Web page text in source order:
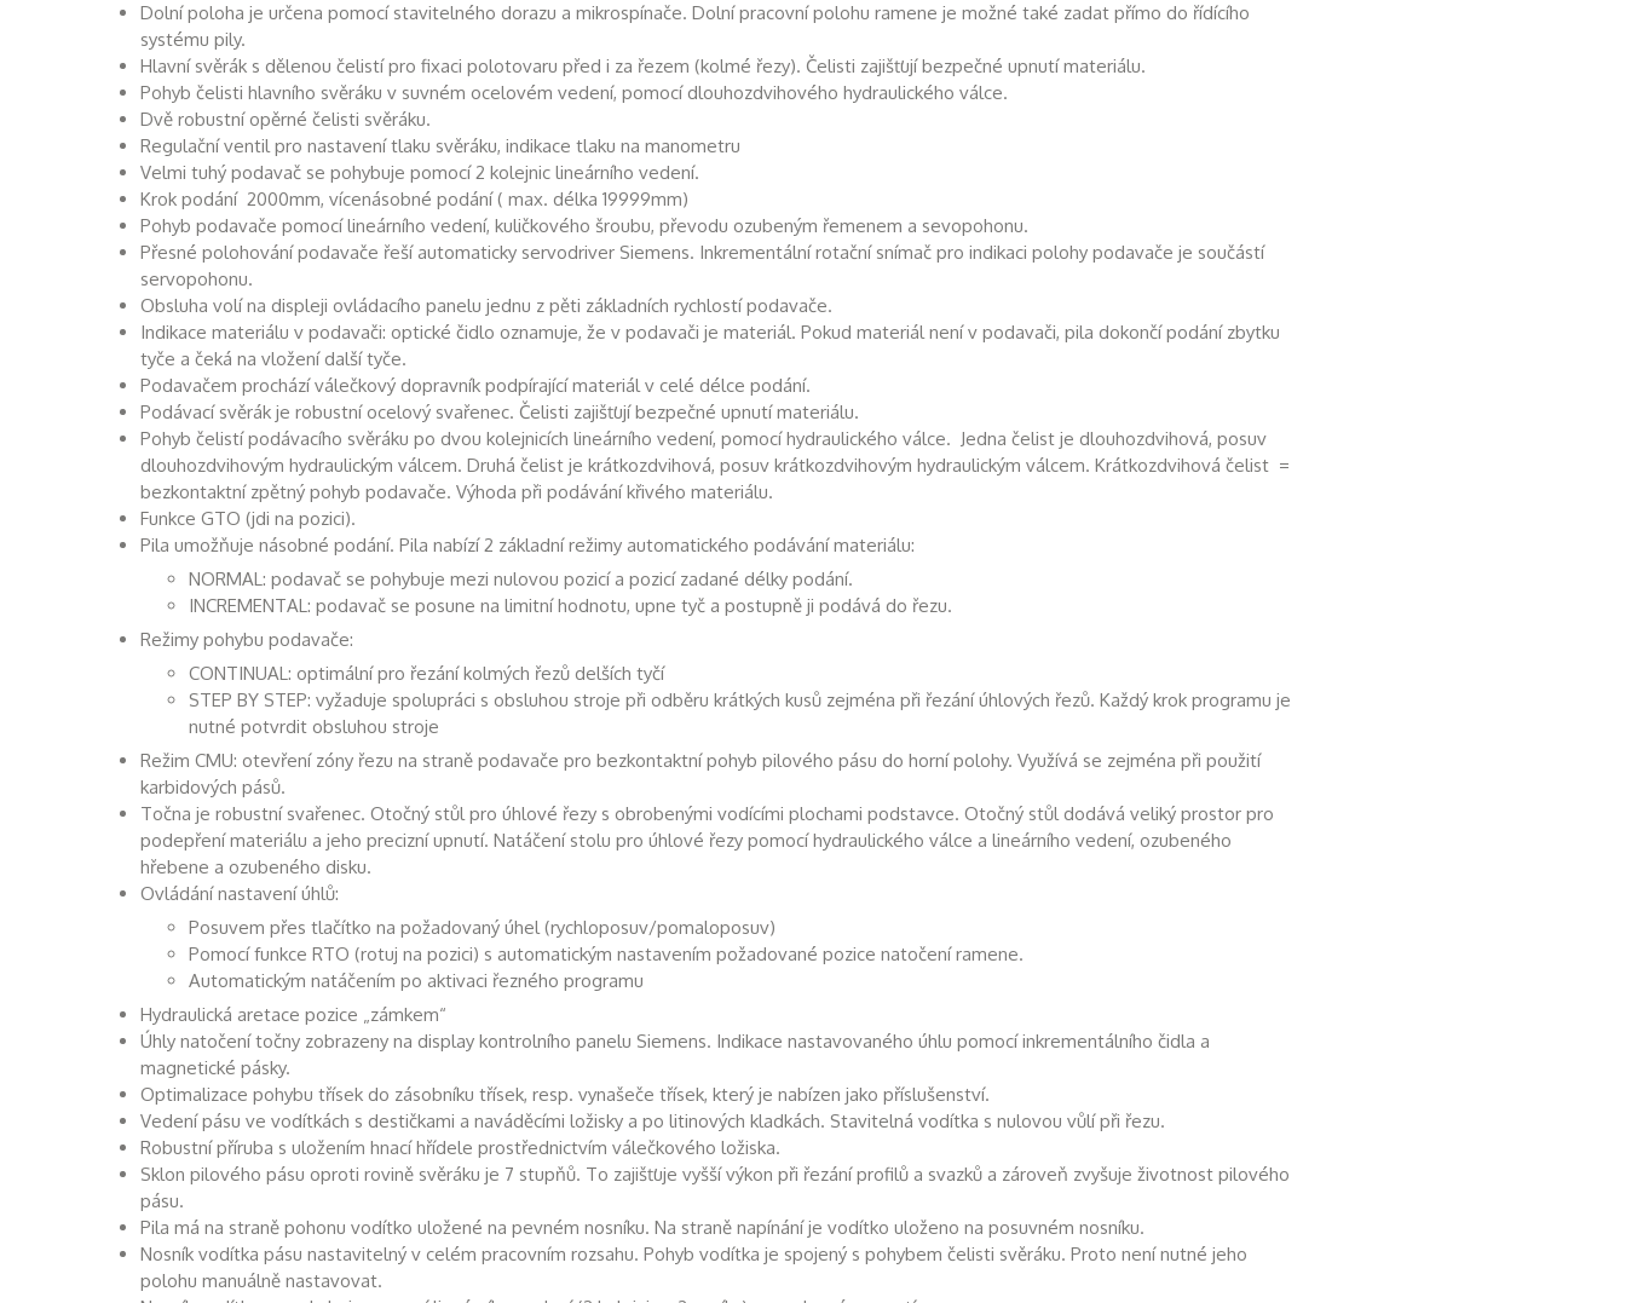
Dolní poloha je určena pomocí stavitelného dorazu a mikrospínače. Dolní pracovní polohu ramene je možné také zadat přímo do řídícího
systému pily.
Hlavní svěrák s dělenou čelistí pro fixaci polotovaru před i za řezem (kolmé řezy). Čelisti zajišťují bezpečné upnutí materiálu.
Pohyb čelisti hlavního svěráku v suvném ocelovém vedení, pomocí dlouhozdvihového hydraulického válce.
Dvě robustní opěrné čelisti svěráku.
Regulační ventil pro nastavení tlaku svěráku, indikace tlaku na manometru
Velmi tuhý podavač se pohybuje pomocí 2 kolejnic lineárního vedení.
Krok podání 2000mm, vícenásobné podání ( max. délka 19999mm)
Pohyb podavače pomocí lineárního vedení, kuličkového šroubu, převodu ozubeným řemenem a sevopohonu.
Přesné polohování podavače řeší automaticky servodriver Siemens. Inkrementální rotační snímač pro indikaci polohy podavače je součástí
servopohonu.
Obsluha volí na displeji ovládacího panelu jednu z pěti základních rychlostí podavače.
Indikace materiálu v podavači: optické čidlo oznamuje, že v podavači je materiál. Pokud materiál není v podavači, pila dokončí podání zbytku
tyče a čeká na vložení další tyče.
Podavačem prochází válečkový dopravník podpírající materiál v celé délce podání.
Podávací svěrák je robustní ocelový svařenec. Čelisti zajišťují bezpečné upnutí materiálu.
Pohyb čelistí podávacího svěráku po dvou kolejnicích lineárního vedení, pomocí hydraulického válce. Jedna čelist je dlouhozdvihová, posuv
dlouhozdvihovým hydraulickým válcem. Druhá čelist je krátkozdvihová, posuv krátkozdvihovým hydraulickým válcem. Krátkozdvihová čelist =
bezkontaktní zpětný pohyb podavače. Výhoda při podávání křivého materiálu.
Funkce GTO (jdi na pozici).
Pila umožňuje násobné podání. Pila nabízí 2 základní režimy automatického podávání materiálu:
NORMAL: podavač se pohybuje mezi nulovou pozicí a pozicí zadané délky podání.
INCREMENTAL: podavač se posune na limitní hodnotu, upne tyč a postupně ji podává do řezu.
Režimy pohybu podavače:
CONTINUAL: optimální pro řezání kolmých řezů delších tyčí
STEP BY STEP: vyžaduje spolupráci s obsluhou stroje při odběru krátkých kusů zejména při řezání úhlových řezů. Každý krok programu je
nutné potvrdit obsluhou stroje
Režim CMU: otevření zóny řezu na straně podavače pro bezkontaktní pohyb pilového pásu do horní polohy. Využívá se zejména při použití
karbidových pásů.
Točna je robustní svařenec. Otočný stůl pro úhlové řezy s obrobenými vodícími plochami podstavce. Otočný stůl dodává veliký prostor pro
podepření materiálu a jeho precizní upnutí. Natáčení stolu pro úhlové řezy pomocí hydraulického válce a lineárního vedení, ozubeného
hřebene a ozubeného disku.
Ovládání nastavení úhlů:
Posuvem přes tlačítko na požadovaný úhel (rychloposuv/pomaloposuv)
Pomocí funkce RTO (rotuj na pozici) s automatickým nastavením požadované pozice natočení ramene.
Automatickým natáčením po aktivaci řezného programu
Hydraulická aretace pozice „zámkem“
Úhly natočení točny zobrazeny na display kontrolního panelu Siemens. Indikace nastavovaného úhlu pomocí inkrementálního čidla a
magnetické pásky.
Optimalizace pohybu třísek do zásobníku třísek, resp. vynašeče třísek, který je nabízen jako příslušenství.
Vedení pásu ve vodítkách s destičkami a naváděcími ložisky a po litinových kladkách. Stavitelná vodítka s nulovou vůlí při řezu.
Robustní příruba s uložením hnací hřídele prostřednictvím válečkového ložiska.
Sklon pilového pásu oproti rovině svěráku je 7 stupňů. To zajišťuje vyšší výkon při řezání profilů a svazků a zároveň zvyšuje životnost pilového
pásu.
Pila má na straně pohonu vodítko uložené na pevném nosníku. Na straně napínání je vodítko uloženo na posuvném nosníku.
Nosník vodítka pásu nastavitelný v celém pracovním rozsahu. Pohyb vodítka je spojený s pohybem čelisti svěráku. Proto není nutné jeho
polohu manuálně nastavovat.